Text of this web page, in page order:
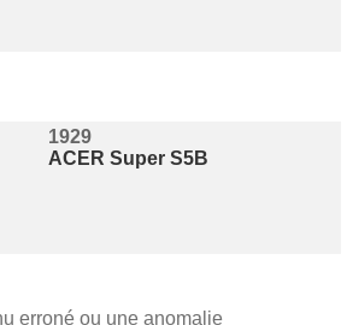
1929
ACER Super S5B
erroné ou une anomalie